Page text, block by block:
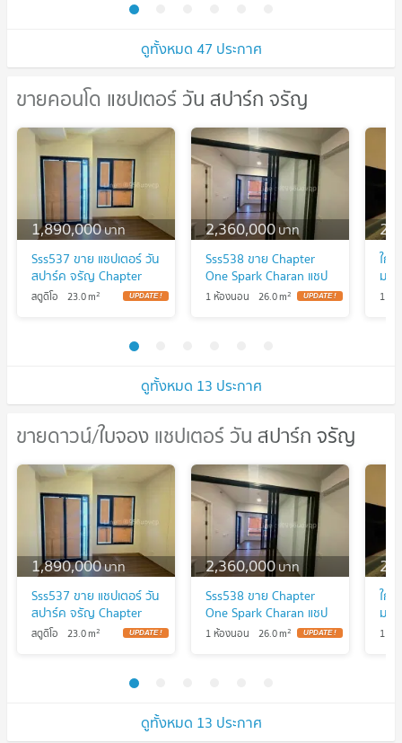
ดูทั้งหมด 47 ประกาศ
ขายคอนโด แชปเตอร์ วัน สปาร์ก จรัญ
ดูทั้งหมด 13 ประกาศ
ขายคอนโด แชปเตอร์ วัน สปาร์ก จรัญ
1,890,000บาท
Sss537 ขาย แชปเตอร์ วัน
สปาร์ค จรัญ Chapter
One Spark Charan ใกล้
สตูดิโอ 23.0m2
2,360,000บาท
Sss538 ขาย Chapter
One Spark Charan แชป
เตอร์วัน สปาร์ค จรัญ ใกล้
1 ห้องนอน 26.0m2
ใก
ม. |
1 ห้
ขายดาวน์/ใบจอง แชปเตอร์ วัน สปาร์ก จรัญ
ดูทั้งหมด 13 ประกาศ
ขายดาวน์/ใบจอง แชปเตอร์ วัน สปาร์ก
จรัญ
1,890,000บาท
Sss537 ขาย แชปเตอร์ วัน
สปาร์ค จรัญ Chapter
One Spark Charan ใกล้
สตูดิโอ 23.0m2
2,360,000บาท
Sss538 ขาย Chapter
One Spark Charan แชป
เตอร์วัน สปาร์ค จรัญ ใกล้
1 ห้องนอน 26.0m2
ใก
ม. |
1 ห้